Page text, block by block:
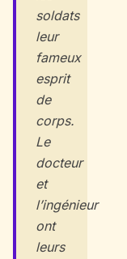
soldats
leur
fameux
esprit
de
corps.
Le
docteur
et
l’ingénieur
ont
leurs